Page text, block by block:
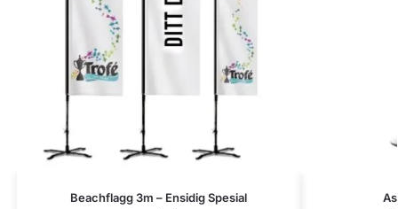
Beachflagg 3m – Ensidig Spesial